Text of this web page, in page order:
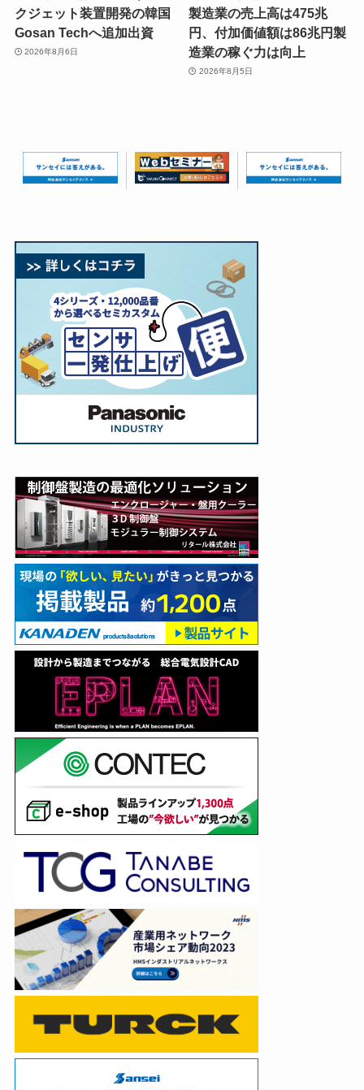
クジェット装置開発の韓国
Gosan Techへ追加出資
2026年8月6日
製造業の売上高は475兆
円、付加価値額は86兆円製
造業の稼ぐ力は向上
2026年8月5日